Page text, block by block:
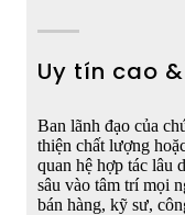
Uy tín cao
Ban lãnh đạo của
thiện chất lượng
quan hệ hợp tác lâu
sâu vào tâm trí mọi
bán hàng, kỹ sư,